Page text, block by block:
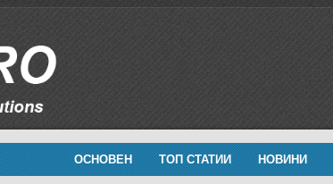
ОСНОВЕН ТОП СТАТИИ НОВИНИ